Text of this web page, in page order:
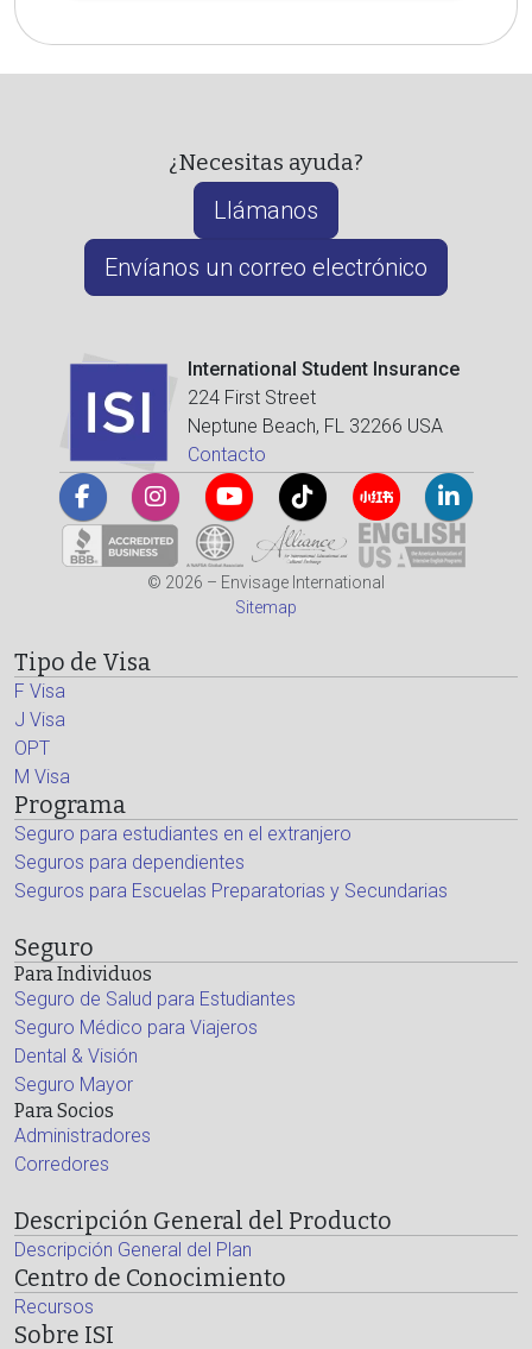
¿Necesitas ayuda?
Llámanos
Envíanos un correo electrónico
International Student Insurance
224 First Street
Neptune Beach, FL 32266 USA
Contacto
© 2026 – Envisage International
Sitemap
Tipo de Visa
F Visa
J Visa
OPT
M Visa
Programa
Seguro para estudiantes en el extranjero
Seguros para dependientes
Seguros para Escuelas Preparatorias y Secundarias
Seguro
Para Individuos
Seguro de Salud para Estudiantes
Seguro Médico para Viajeros
Dental & Visión
Seguro Mayor
Para Socios
Administradores
Corredores
Descripción General del Producto
Descripción General del Plan
Centro de Conocimiento
Recursos
Sobre ISI